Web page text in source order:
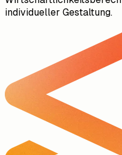
individueller Gestaltung.